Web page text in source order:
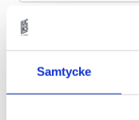
Samtycke